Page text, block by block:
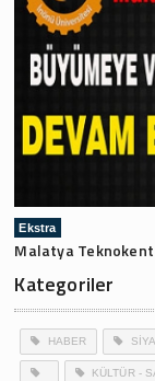
Ekstra
Malatya Teknokent
Kategoriler
HABER
KÜLTÜR -